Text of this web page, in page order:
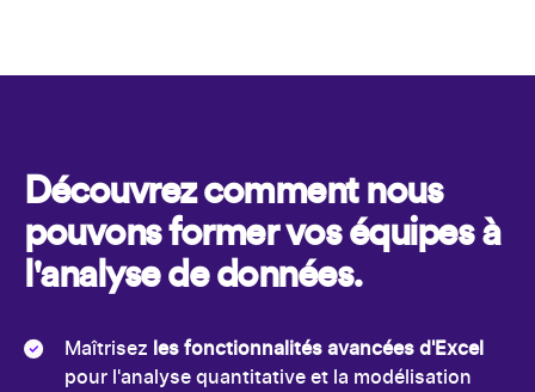
Découvrez comment nous
pouvons former vos équipes à
l'analyse de données.
Maîtrisez les fonctionnalités avancées d'Excel
pour l'analyse quantitative et la modélisation